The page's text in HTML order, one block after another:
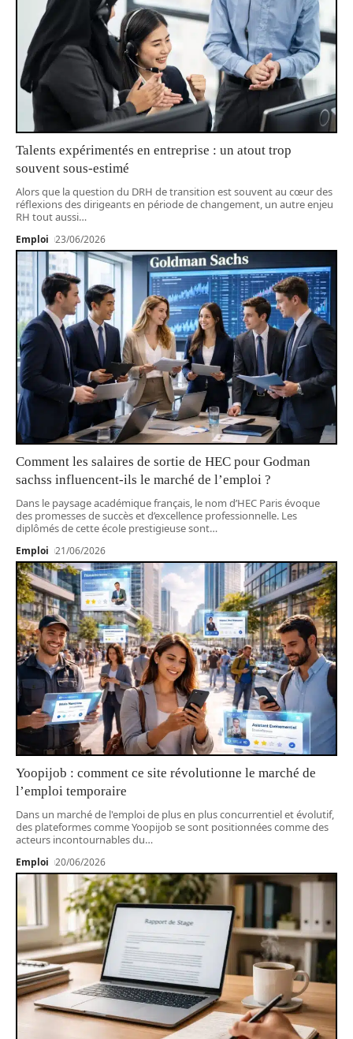
Talents expérimentés en entreprise : un atout trop
souvent sous-estimé
Alors que la question du DRH de transition est souvent au cœur des
réflexions des dirigeants en période de changement, un autre enjeu
RH tout aussi…
Emploi 23/06/2026
Comment les salaires de sortie de HEC pour Godman
sachss influencent-ils le marché de l’emploi ?
Dans le paysage académique français, le nom d’HEC Paris évoque
des promesses de succès et d’excellence professionnelle. Les
diplômés de cette école prestigieuse sont…
Emploi 21/06/2026
Yoopijob : comment ce site révolutionne le marché de
l’emploi temporaire
Dans un marché de l'emploi de plus en plus concurrentiel et évolutif,
des plateformes comme Yoopijob se sont positionnées comme des
acteurs incontournables du…
Emploi 20/06/2026